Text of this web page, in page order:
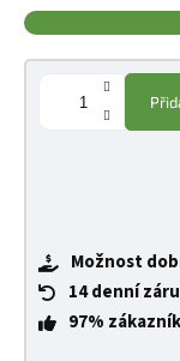
Možnost
14 denní
97%